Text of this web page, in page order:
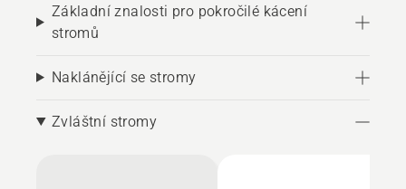
Základní znalosti pro pokročilé kácení
stromů
Naklánějící se stromy
Zvláštní stromy